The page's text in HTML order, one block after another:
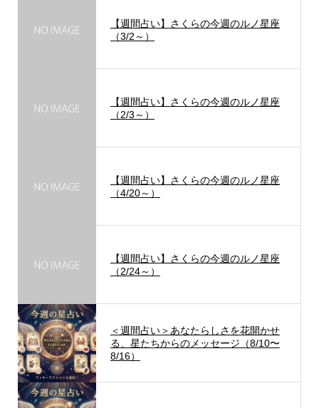
【週間占い】さくらの今週のルノ星座
（3/2～）
【週間占い】さくらの今週のルノ星座
（2/3～）
【週間占い】さくらの今週のルノ星座
（4/20～）
【週間占い】さくらの今週のルノ星座
（2/24～）
＜週間占い＞あなたらしさを花開かせ
る、星たちからのメッセージ（8/10〜
8/16）